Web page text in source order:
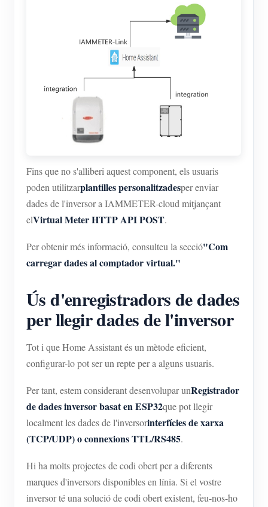
Fins que no s'alliberi aquest component, els usuaris
poden utilitzarplantilles personalitzadesper enviar
dades de l'inversor a IAMMETER-cloud mitjançant
elVirtual Meter HTTP API POST.
Per obtenir més informació, consulteu la secció"Com
carregar dades al comptador virtual."
Ús d'enregistradors de dades
per llegir dades de l'inversor
Tot i que Home Assistant és un mètode eficient,
configurar-lo pot ser un repte per a alguns usuaris.
Per tant, estem considerant desenvolupar unRegistrador
de dades inversor basat en ESP32que pot llegir
localment les dades de l'inversorinterfícies de xarxa
(TCP/UDP) o connexions TTL/RS485.
Hi ha molts projectes de codi obert per a diferents
marques d'inversors disponibles en línia. Si el vostre
inversor té una solució de codi obert existent, feu-nos-ho